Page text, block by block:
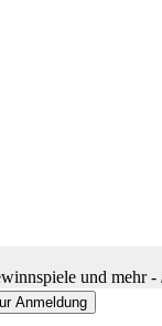
und mehr -